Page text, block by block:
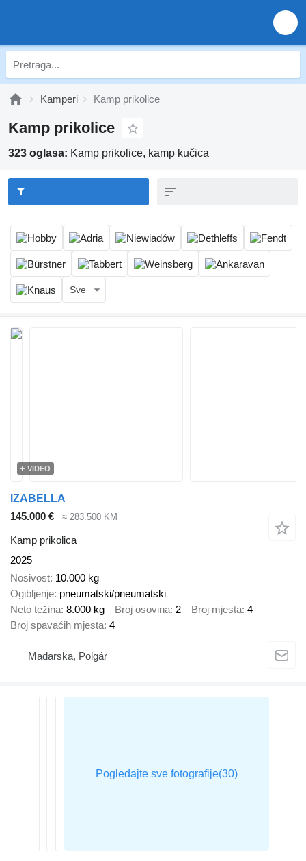
Kamperi Kamp prikolice
Kamp prikolice
323 oglasa: Kamp prikolice, kamp kučica
Sve
VIDEO
IZABELLA
145.000 €
≈ 283.500 KM
Kamp prikolica
2025
Nosivost 10.000 kg
Ogibljenje pneumatski/pneumatski
Neto težina 8.000 kg Broj osovina 2 Broj mjesta 4
Broj spavaćih mjesta 4
Mađarska, Polgár